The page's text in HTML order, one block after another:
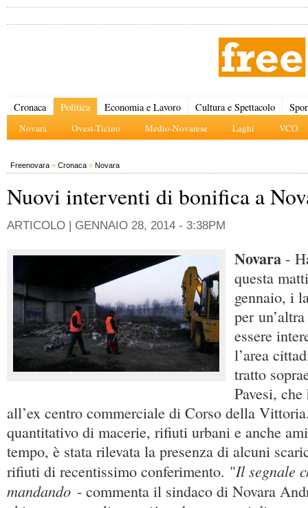
Cronaca Politica
Novara Ovest-Ticino Medio-Novarese Laghi VCO
Economia e Lavoro Cultura e Spettacolo
Freenovara » Cronaca » Novara
Nuovi interventi di bonifica a
ARTICOLO | GENNAIO 28, 2014 - 3:38PM
Novara -
questa
gennaio, i
per
essere
l’area
tratto
Pavesi,
all’ex centro commerciale di Corso della
quantitativo di macerie, rifiuti urbani e anche
tempo, è stata rilevata la presenza di alcuni
rifiuti di recentissimo conferimento. "Il segnale
mandando - commenta il sindaco di Novara